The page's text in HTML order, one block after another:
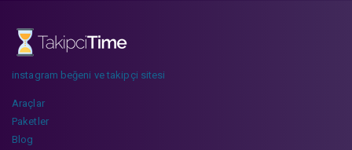
instagram beğeni ve takipçi sitesi
Araçlar
Paketler
Blog